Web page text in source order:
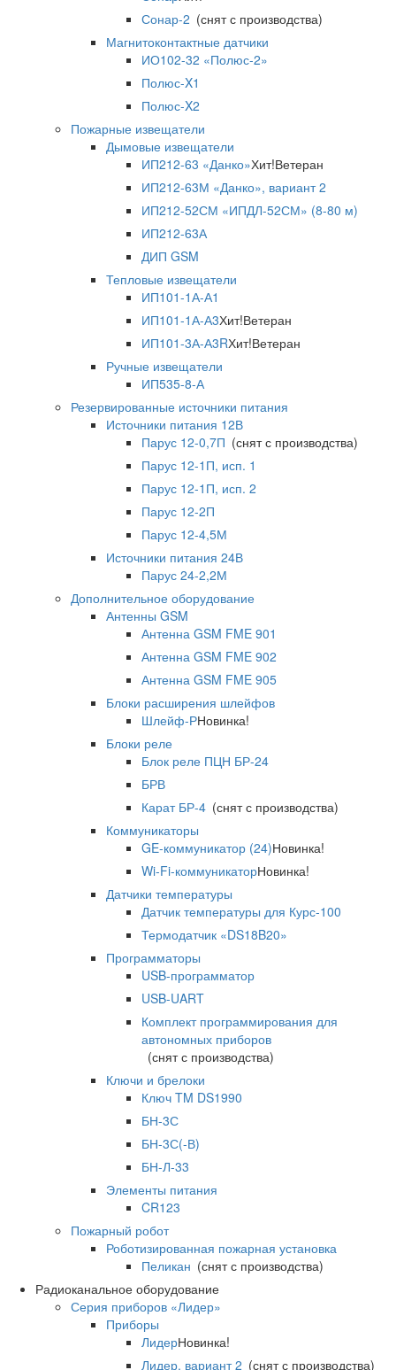
Сонар-2 (снят с производства)
Магнитоконтактные датчики
ИО102-32 «Полюс-2»
Полюс-X1
Полюс-X2
Пожарные извещатели
Дымовые извещатели
ИП212-63 «Данко»Хит!Ветеран
ИП212-63М «Данко», вариант 2
ИП212-52СМ «ИПДЛ-52СМ» (8-80 м)
ИП212-63А
ДИП GSM
Тепловые извещатели
ИП101-1А-А1
ИП101-1А-А3Хит!Ветеран
ИП101-3А-А3RХит!Ветеран
Ручные извещатели
ИП535-8-А
Резервированные источники питания
Источники питания 12В
Парус 12-0,7П (снят с производства)
Парус 12-1П, исп. 1
Парус 12-1П, исп. 2
Парус 12-2П
Парус 12-4,5М
Источники питания 24В
Парус 24-2,2М
Дополнительное оборудование
Антенны GSM
Антенна GSM FME 901
Антенна GSM FME 902
Антенна GSM FME 905
Блоки расширения шлейфов
Шлейф-РНовинка!
Блоки реле
Блок реле ПЦН БР-24
БРВ
Карат БР-4 (снят с производства)
Коммуникаторы
GE-коммуникатор (24)Новинка!
Wi-Fi-коммуникаторНовинка!
Датчики температуры
Датчик температуры для Курс-100
Термодатчик «DS18B20»
Программаторы
USB-программатор
USB-UART
Комплект программирования для
автономных приборов
(снят с производства)
Ключи и брелоки
Ключ TM DS1990
БН-3С
БН-3С(-В)
БН-Л-33
Элементы питания
CR123
Пожарный робот
Роботизированная пожарная установка
Пеликан (снят с производства)
Радиоканальное оборудование
Серия приборов «Лидер»
Приборы
ЛидерНовинка!
Лидер, вариант 2 (снят с производства)